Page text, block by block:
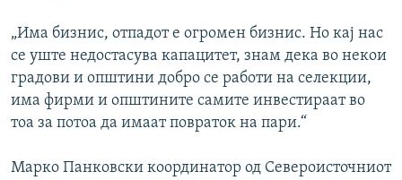
„Има бизнис, отпадот е огромен бизнис. Но кај нас
се уште недостасува капацитет, знам дека во некои
градови и општини добро се работи на селекции,
има фирми и општините самите инвестираат во
тоа за потоа да имаат повраток на пари.“
Марко Панковски координатор од Североисточниот